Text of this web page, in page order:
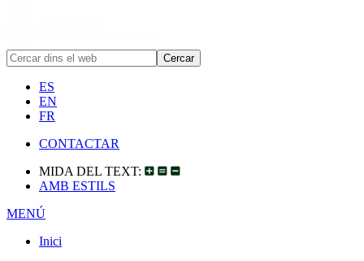
ES
EN
FR
CONTACTAR
MIDA DEL TEXT:
AMB ESTILS
MENÚ
Inici